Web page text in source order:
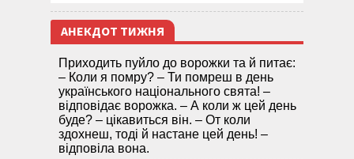
АНЕКДОТ ТИЖНЯ
Приходить пуйло до ворожки та й питає:
– Коли я помру? – Ти помреш в день
українського національного свята! –
відповідає ворожка. – А коли ж цей день
буде? – цікавиться він. – От коли
здохнеш, тоді й настане цей день! –
відповіла вона.